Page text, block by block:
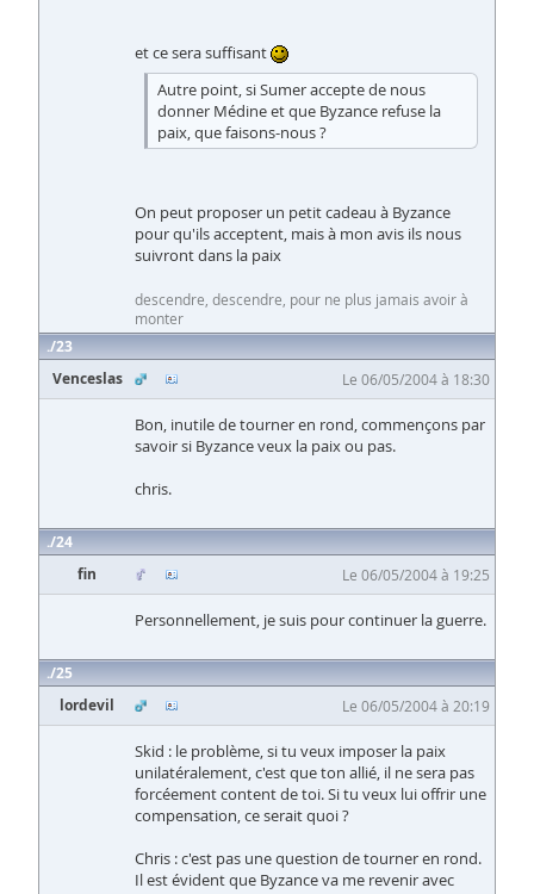
et ce sera suffisant
Autre point, si Sumer accepte de nous
donner Médine et que Byzance refuse la
paix, que faisons-nous ?
On peut proposer un petit cadeau à Byzance
pour qu'ils acceptent, mais à mon avis ils nous
suivront dans la paix
descendre, descendre, pour ne plus jamais avoir à
monter
23
Venceslas
Le 06/05/2004 à 18:30
Bon, inutile de tourner en rond, commençons par
savoir si Byzance veux la paix ou pas.
chris.
24
fin
Le 06/05/2004 à 19:25
Personnellement, je suis pour continuer la guerre.
25
lordevil
Le 06/05/2004 à 20:19
Skid : le problème, si tu veux imposer la paix
unilatéralement, c'est que ton allié, il ne sera pas
forcéement content de toi. Si tu veux lui offrir une
compensation, ce serait quoi ?
Chris : c'est pas une question de tourner en rond.
Il est évident que Byzance va me revenir avec